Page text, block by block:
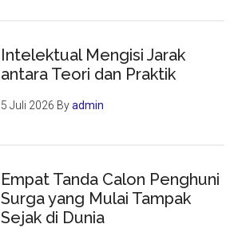
Intelektual Mengisi Jarak
antara Teori dan Praktik
5 Juli 2026 Byadmin
Empat Tanda Calon Penghuni
Surga yang Mulai Tampak
Sejak di Dunia